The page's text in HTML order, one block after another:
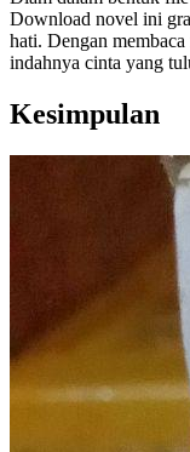
Download novel ini
hati. Dengan
indahnya cinta yang
Kesimpulan